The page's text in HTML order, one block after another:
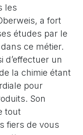
les
a fort
études par le
ce métier.
d’effectuer un
la chimie étant
pour
Son
tout
fiers de vous